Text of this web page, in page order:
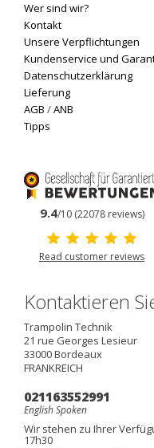
Wer sind wir?
Kontakt
Unsere Verpflichtungen
Kundenservice und
Datenschutzerklärung
Lieferung
AGB /ANB
Tipps
9.4/10 (22078 reviews)
Read customer reviews
Kontaktieren
Trampolin Technik
21 rue Georges Lesieur
33000Bordeaux
FRANKREICH
021163552991
English Spoken
Wir stehen zu Ihrer
17h30